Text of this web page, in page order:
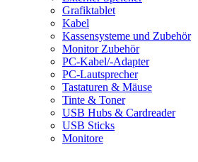
Grafiktablet
Kabel
Kassensysteme und Zubehör
Monitor Zubehör
PC-Kabel/-Adapter
PC-Lautsprecher
Tastaturen & Mäuse
Tinte & Toner
USB Hubs & Cardreader
USB Sticks
Monitore